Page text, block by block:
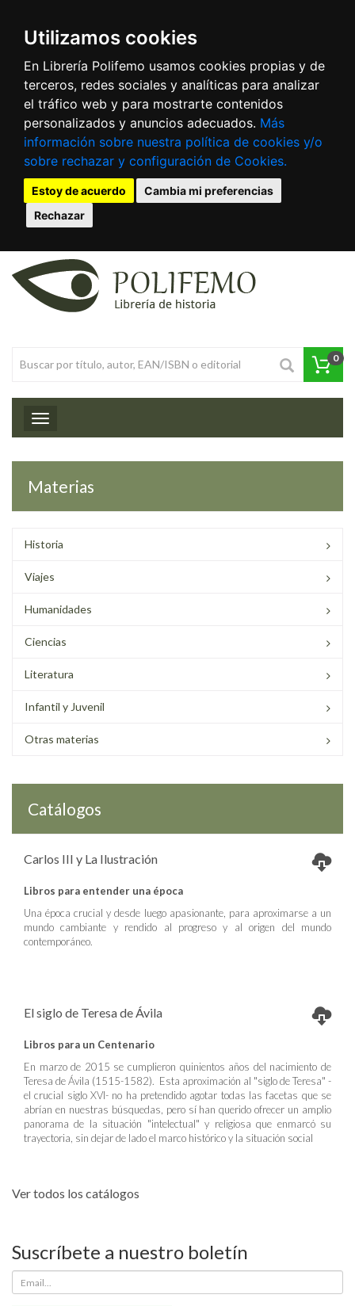
Utilizamos cookies
En Librería Polifemo usamos cookies propias y de
terceros, redes sociales y analíticas para analizar
el tráfico web y para mostrarte contenidos
personalizados y anuncios adecuados. Más
información sobre nuestra política de cookies y/o
sobre rechazar y configuración de Cookies.
Estoy de acuerdo
Cambia mi preferencias
Rechazar
0
Toggle navigation
Materias
Historia
Viajes
Humanidades
Ciencias
Literatura
Infantil y Juvenil
Otras materias
Catálogos
Carlos III y La Ilustración
Libros para entender una época
Una época crucial y desde luego apasionante, para aproximarse a un
mundo cambiante y rendido al progreso y al origen del mundo
contemporáneo.
El siglo de Teresa de Ávila
Libros para un Centenario
En marzo de 2015 se cumplieron quinientos años del nacimiento de
Teresa de Ávila (1515-1582). Esta aproximación al "siglo de Teresa" -
el crucial siglo XVI- no ha pretendido agotar todas las facetas que se
abrían en nuestras búsquedas, pero sí han querido ofrecer un amplio
panorama de la situación "intelectual" y religiosa que enmarcó su
trayectoria, sin dejar de lado el marco histórico y la situación social
Ver todos los catálogos
Suscríbete a nuestro boletín